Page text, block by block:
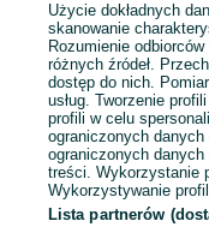
Popularne wyszukiwania
Użycie dokładnych
skanowanie
Rozumienie
różnych źródeł.
dostęp do nich.
usług. Tworzenie
profili w celu
ograniczonych
ograniczonych
treści. Wykorzystanie
Wykorzystywanie
Lista partnerów